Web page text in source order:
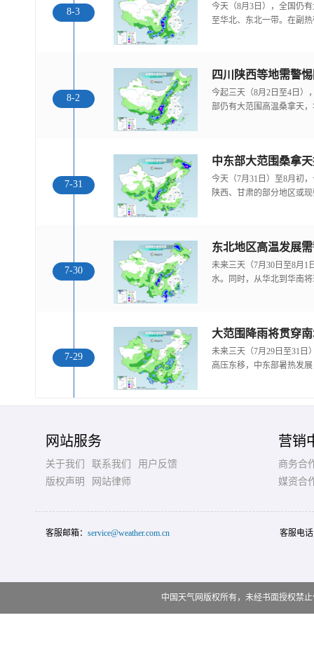
8-3
今天（8月3日），全国仍
至华北、东北一带。在副
8-2
今起三天（8月2日至4日）
部仍有大范围高温桑拿天
7-31
中东部大范围桑拿
今天（7月31日）至8月初
陕西、甘肃的部分地区或
7-30
东北地区高温发展
未来三天（7月30日至8月1
水。同时，从华北到华南
7-29
大范围降雨将贯穿
未来三天（7月29日至31日
高压东移，中东部暑热发
网站服务
关于我们 联系我们
用户反馈
版权声明
网站律师
营销
商务合
媒资合
客服邮箱： service@weather.com.cn 客服电
中国天气网版权所有，未经书面授权